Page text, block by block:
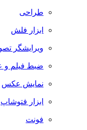
طراحی
ابزار فلش
ویرایشگر تصویر
ضبط فيلم و عكس
نمایش عکس
ابزار فتوشاپ
فونت